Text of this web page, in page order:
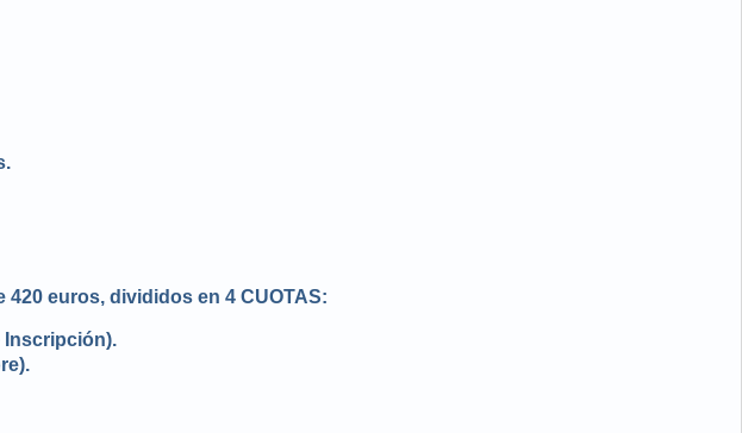
420 euros, divididos en 4 CUOTAS:
Inscripción).